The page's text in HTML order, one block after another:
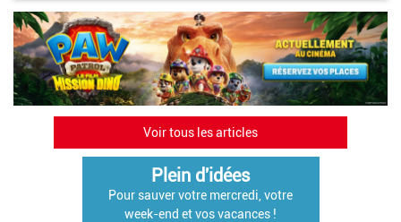
Voir tous les articles
Plein d'idées
Pour sauver votre mercredi, votre
week-end et vos vacances !